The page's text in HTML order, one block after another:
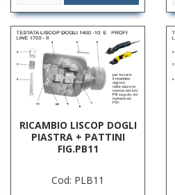
RICAMBIO LISCOP DOGLI
PIASTRA + PATTINI
FIG.PB11
Cod: PLB11